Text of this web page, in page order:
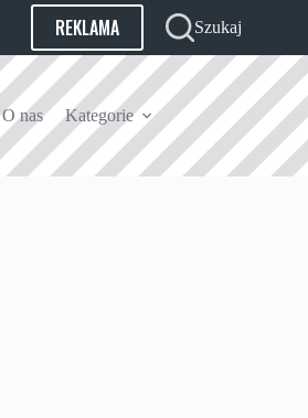
REKLAMA Szukaj
O nas Kategorie